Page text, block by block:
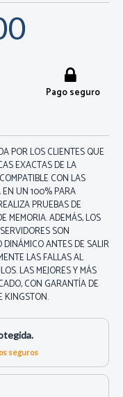
Pago seguro
POR LOS CLIENTES QUE
EXACTAS DE LA
CON LAS
EN UN 100% PARA
PRUEBAS DE
MEMORIA. ADEMÁS, LOS
SON
DINÁMICO ANTES DE SALIR
LAS FALLAS AL
LAS MEJORES Y MÁS
CON GARANTÍA DE
KINGSTON.
seguros